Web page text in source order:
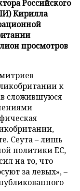
Российского
Кирилла
просмотров
к
сложившуюся
Сеута – лишь
политики ЕС,
на то, что
за левых», –